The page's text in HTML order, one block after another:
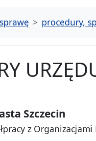
procedury,
Szczecin
z